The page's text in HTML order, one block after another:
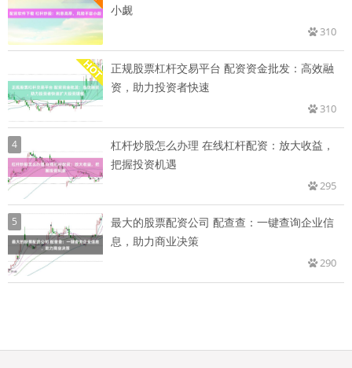
小觑
310
正规股票杠杆交易平台 配资资金批发：高效融
资，助力投资者快速
310
4
杠杆炒股怎么办理 在线杠杆配资：放大收益，
把握投资机遇
295
5
最大的股票配资公司 配查查：一键查询企业信
息，助力商业决策
290